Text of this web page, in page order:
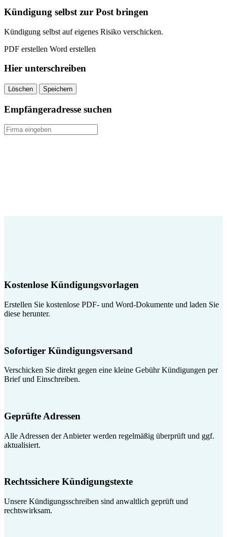
quantity
Kündigung selbst zur Post bringen
Kündigung selbst auf eigenes Risiko verschicken.
PDF erstellen Word erstellen
Hier unterschreiben
Löschen Speichern
Empfängeradresse suchen
Kostenlose Kündigungsvorlagen
Erstellen Sie kostenlose PDF- und Word-Dokumente und laden Sie
diese herunter.
Sofortiger Kündigungsversand
Verschicken Sie direkt gegen eine kleine Gebühr Kündigungen per
Brief und Einschreiben.
Geprüfte Adressen
Alle Adressen der Anbieter werden regelmäßig überprüft und ggf.
aktualisiert.
Rechtssichere Kündigungstexte
Unsere Kündigungsschreiben sind anwaltlich geprüft und
rechtswirksam.